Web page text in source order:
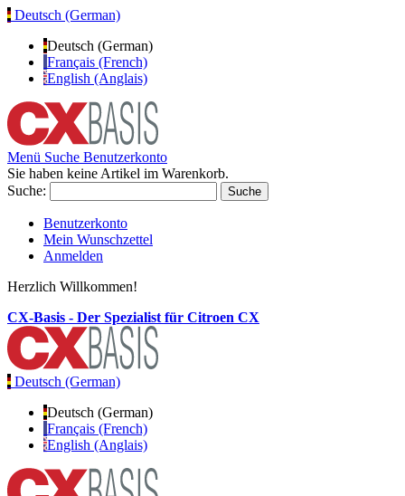
Deutsch (German)
Deutsch (German)
Français (French)
English (Anglais)
Menü Suche Benutzerkonto
Sie haben keine Artikel im Warenkorb.
Suche:
Suche
Benutzerkonto
Mein Wunschzettel
Anmelden
Herzlich Willkommen!
CX-Basis - Der Spezialist für Citroen CX
Deutsch (German)
Deutsch (German)
Français (French)
English (Anglais)